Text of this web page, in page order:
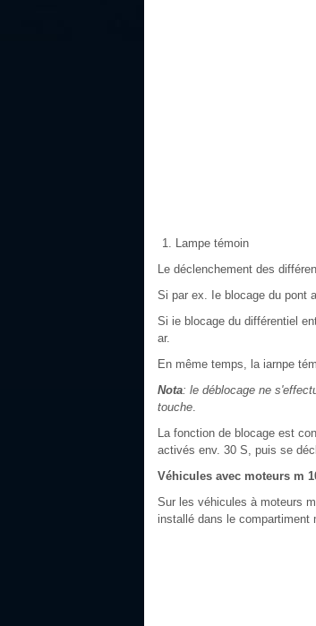
Lampe témoin
Le déclenchement des
Si par ex. Ie blocage du pont
Si ie blocage du différentiel
ar.
En même temps, la iarnpe
Nota: le déblocage ne
touche.
La fonction de blocage est
activés env. 30 S, puis se
Véhicules avec moteurs m
Sur les véhicules à moteurs
installé dans le compartiment